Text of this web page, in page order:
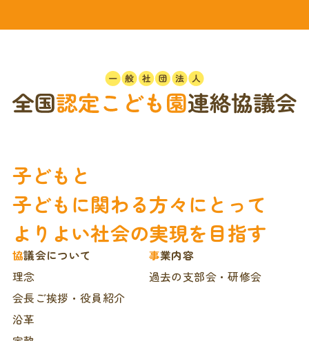
子どもと
子どもに関わる方々にとって
よりよい社会の実現を目指す
協議会について
理念
会長ご挨拶・役員紹介
沿革
事業内容
過去の支部会・研修会